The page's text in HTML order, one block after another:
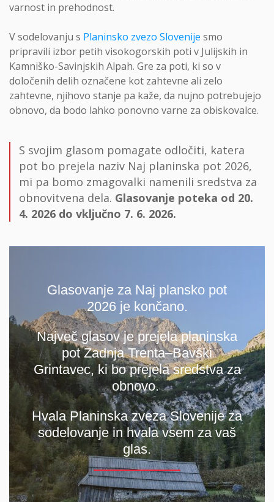
varnost in prehodnost.
V sodelovanju s Planinsko zvezo Slovenije smo
pripravili izbor petih visokogorskih poti v Julijskih in
Kamniško-Savinjskih Alpah. Gre za poti, ki so v
določenih delih označene kot zahtevne ali zelo
zahtevne, njihovo stanje pa kaže, da nujno potrebujejo
obnovo, da bodo lahko ponovno varne za obiskovalce.
S svojim glasom pomagate odločiti, katera
pot bo prejela naziv Naj planinska pot 2026,
mi pa bomo zmagovalki namenili sredstva za
obnovitvena dela. Glasovanje poteka od 20.
4. 2026 do vključno 7. 6. 2026.